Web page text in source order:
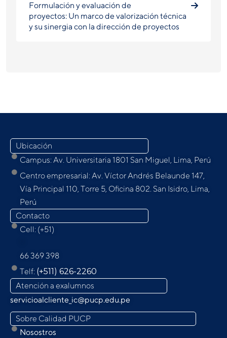
Formulación y evaluación de
proyectos: Un marco de valorización técnica
y su sinergia con la dirección de proyectos
Ubicación
Campus: Av. Universitaria 1801 San Miguel, Lima, Perú
Centro empresarial: Av. Víctor Andrés Belaunde 147,
Vía Principal 110, Torre 5, Oﬁcina 802. San Isidro, Lima,
Perú
Contacto
Cell: (+51)
66 369 398
Telf: (+511) 626-2260
Atención a exalumnos
servicioalcliente_ic@pucp.edu.pe
Sobre Calidad PUCP
Nosostros